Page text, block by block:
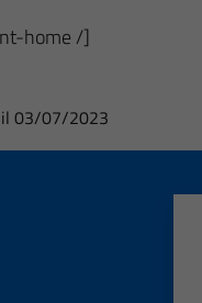
home /]
il 03/07/2023